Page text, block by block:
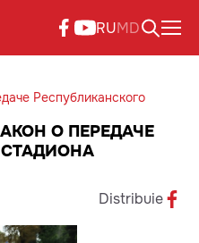
RUMD
Республиканского
О ПЕРЕДАЧЕ
Distribuie